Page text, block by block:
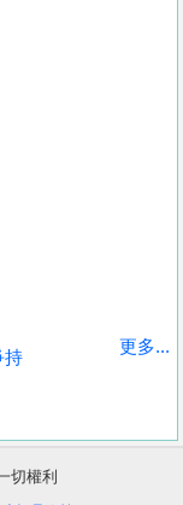
持
更多...
切權利